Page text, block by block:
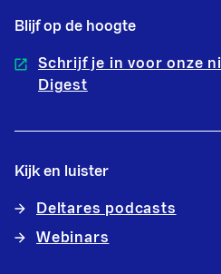
Blijf op de hoogte
Schrijf je in voor onze
Digest
Kijk en luister
Deltares podcasts
Webinars